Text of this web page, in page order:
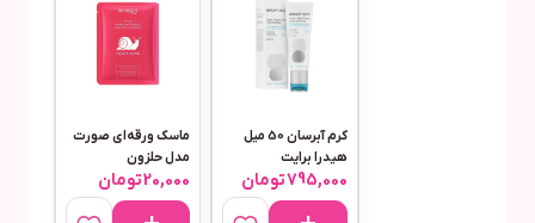
کرم آبرسان 50 میل
هیدرا برایت
هیلارونیک اسید لایت
برایت مکس مناسب
795,000تومان
ماسک ورقه‌ای صورت
مدل حلزون
20,000تومان